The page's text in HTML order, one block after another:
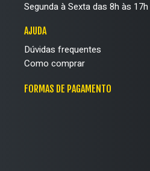
Segunda à Sexta das 8h às 17h
AJUDA
Dúvidas frequentes
Como comprar
FORMAS DE PAGAMENTO